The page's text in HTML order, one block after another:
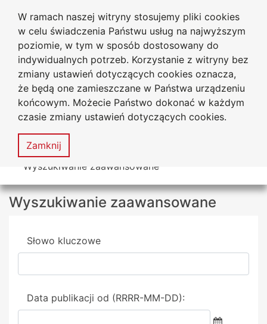
W ramach naszej witryny stosujemy pliki cookies
w celu świadczenia Państwu usług na najwyższym
poziomie, w tym w sposób dostosowany do
indywidualnych potrzeb. Korzystanie z witryny bez
zmiany ustawień dotyczących cookies oznacza,
że będą one zamieszczane w Państwa urządzeniu
końcowym. Możecie Państwo dokonać w każdym
czasie zmiany ustawień dotyczących cookies.
Zamknij
Przejdź do głównego menu
Przejdź do treści
Przejdź do wyszukiwarki
Przejdź do mapy serwisu
Biblioteka Uniwersytecka
Uniwersytetu Jana Długosza
w Częstochowie
Deklaracja
dostępności
Mapa
serwisu
MENU
Tutaj jesteś
Wyszukiwanie zaawansowane
Wyszukiwanie zaawansowane
Wyszukiwarka
Słowo kluczowe
Data publikacji od (RRRR-MM-DD):